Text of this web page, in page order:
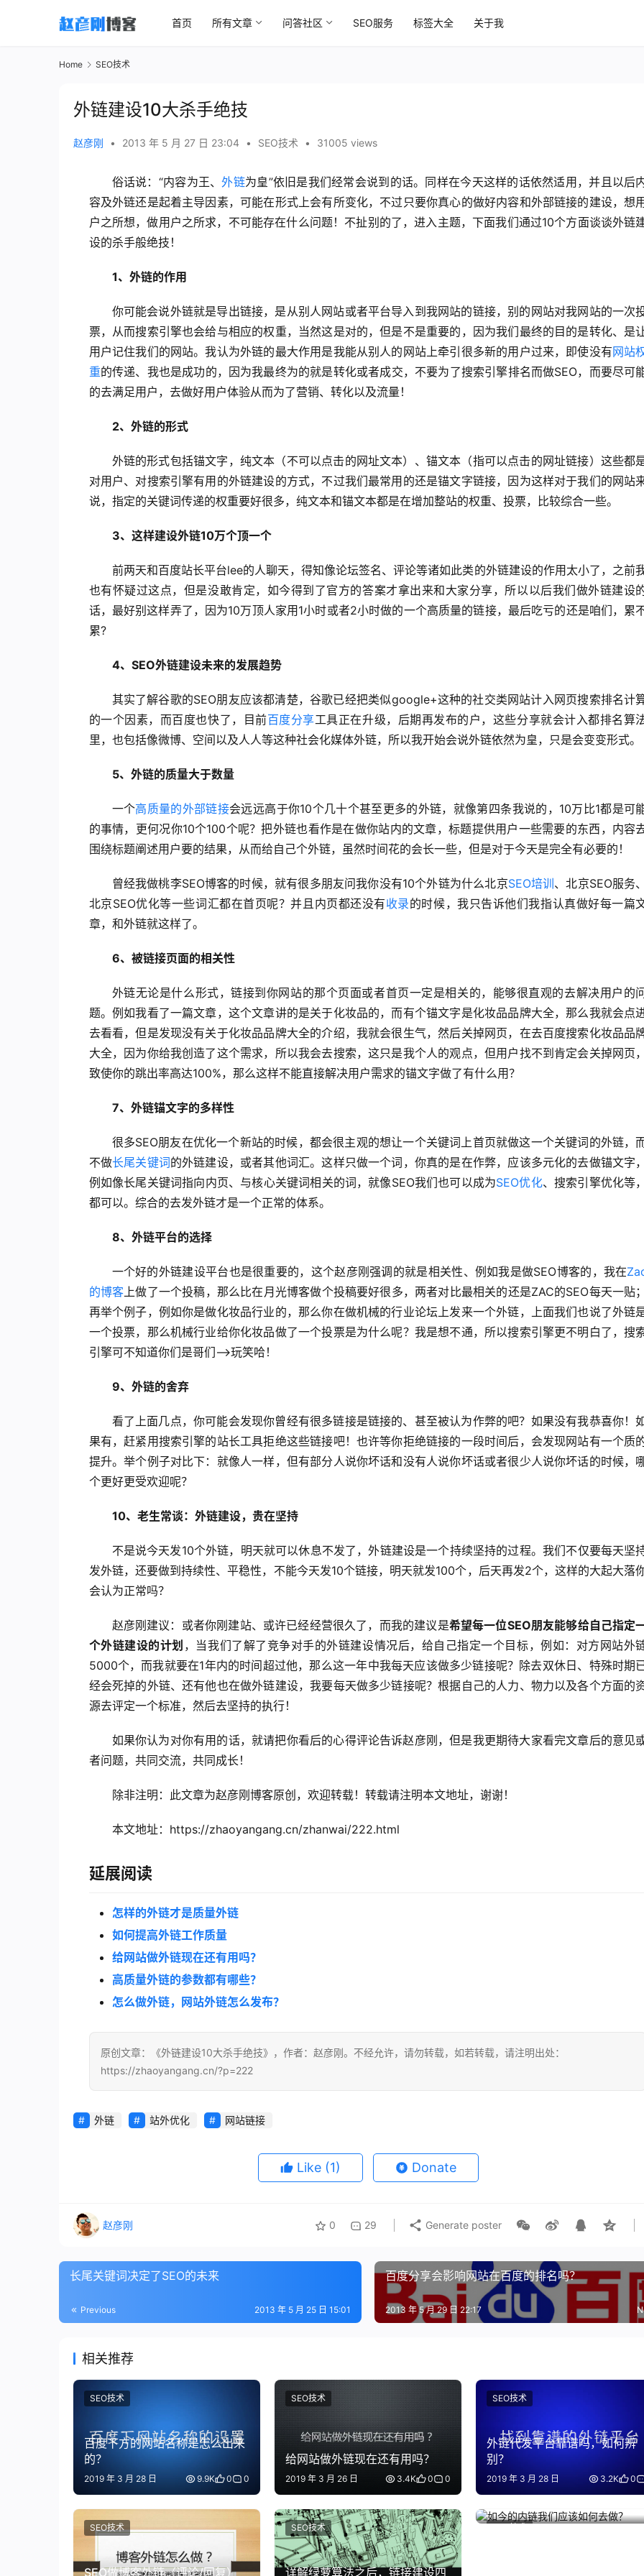
首页 所有文章 问答社区 SEO服务 标签大全 关于我
Home SEO技术
外链建设10大杀手绝技
赵彦刚 • 2013 年 5 月 27 日 23:04 • SEO技术 • 31005 views
俗话说：“内容为王、外链为皇”依旧是我们经常会说到的话。同样在今天这样的话依然适用，并且以后
容及外链还是起着主导因素，可能在形式上会有所变化，不过只要你真心的做好内容和外部链接的建设，想用
户之所想，做用户之所求，不可能存在什么问题！不扯别的了，进入主题，下面我们通过10个方面谈谈外链
设的杀手般绝技！
1、外链的作用
你可能会说外链就是导出链接，是从别人网站或者平台导入到我网站的链接，别的网站对我网站的一次
票，从而搜索引擎也会给与相应的权重，当然这是对的，但是不是重要的，因为我们最终的目的是转化、是
用户记住我们的网站。我认为外链的最大作用是我能从别人的网站上牵引很多新的用户过来，即使没有网站
重的传递、我也是成功的，因为我最终为的就是转化或者成交，不要为了搜索引擎排名而做SEO，而要尽可
的去满足用户，去做好用户体验从而为了营销、转化以及流量！
2、外链的形式
外链的形式包括锚文字，纯文本（不可以点击的网址文本）、锚文本（指可以点击的网址链接）这些都
对用户、对搜索引擎有用的外链建设的方式，不过我们最常用的还是锚文字链接，因为这样对于我们的网站
说，指定的关键词传递的权重要好很多，纯文本和锚文本都是在增加整站的权重、投票，比较综合一些。
3、这样建设外链10万个顶一个
前两天和百度站长平台lee的人聊天，得知像论坛签名、评论等诸如此类的外链建设的作用太小了，之前
也有怀疑过这点，但是没敢肯定，如今得到了官方的答案才拿出来和大家分享，所以以后我们做外链建设
话，最好别这样弄了，因为10万顶人家用1小时或者2小时做的一个高质量的链接，最后吃亏的还是咱们，累
累?
4、SEO外链建设未来的发展趋势
其实了解谷歌的SEO朋友应该都清楚，谷歌已经把类似google+这种的社交类网站计入网页搜索排名计
的一个因素，而百度也快了，目前百度分享工具正在升级，后期再发布的户，这些分享就会计入都排名算
里，也包括像微博、空间以及人人等这种社会化媒体外链，所以我开始会说外链依然为皇，只是会变变形式。
5、外链的质量大于数量
一个高质量的外部链接会远远高于你10个几十个甚至更多的外链，就像第四条我说的，10万比1都是可
的事情，更何况你10个100个呢？把外链也看作是在做你站内的文章，标题提供用户一些需要的东西，内容
围绕标题阐述用户要的结果，从而给自己个外链，虽然时间花的会长一些，但是对于今天是完全有必要的！
曾经我做桃李SEO博客的时候，就有很多朋友问我你没有10个外链为什么北京SEO培训 、北京SEO服务、
北京SEO优化等一些词汇都在首页呢？并且内页都还没有收录的时候，我只告诉他们我指认真做好每一篇
章，和外链就这样了。
6、被链接页面的相关性
外链无论是什么形式，链接到你网站的那个页面或者首页一定是相关的，能够很直观的去解决用户的
题。例如我看了一篇文章，这个文章讲的是关于化妆品的，而有个锚文字是化妆品品牌大全，那么我就会点
去看看，但是发现没有关于化妆品品牌大全的介绍，我就会很生气，然后关掉网页，在去百度搜索化妆品品
大全，因为你给我创造了这个需求，所以我会去搜索，这只是我个人的观点，但用户找不到肯定会关掉网页，
致使你的跳出率高达100%，那么这样不能直接解决用户需求的锚文字做了有什么用？
7、外链锚文字的多样性
很多SEO朋友在优化一个新站的时候，都会很主观的想让一个关键词上首页就做这一个关键词的外链，
不做长尾关键词的外链建设，或者其他词汇。这样只做一个词，你真的是在作弊，应该多元化的去做锚文字，
例如像长尾关键词指向内页、与核心关键词相关的词，就像SEO我们也可以成为SEO优化、搜索引擎优化等，
都可以。综合的去发外链才是一个正常的体系。
8、外链平台的选择
一个好的外链建设平台也是很重要的，这个赵彦刚强调的就是相关性、例如我是做SEO博客的，我在
的博客上做了一个投稿，那么比在月光博客做个投稿要好很多，两者对比最相关的还是ZAC的SEO每天一贴；
再举个例子，例如你是做化妆品行业的，那么你在做机械的行业论坛上发来一个外链，上面我们也说了外链
一个投票，那么机械行业给你化妆品做了一个投票是为什么呢？我是想不通，所以搜索引擎更不明白了，搜
引擎可不知道你们是哥们–>玩笑哈！
9、外链的舍弃
看了上面几点，你可能会发现你曾经有很多链接是链接的、甚至被认为作弊的吧？如果没有我恭喜你！
果有，赶紧用搜索引擎的站长工具拒绝这些链接吧！也许等你拒绝链接的一段时间后，会发现网站有一个质
提升。举个例子对比下：就像人一样，但有部分人说你坏话和没有人说你坏话或者很少人说你坏话的时候，
个更好更受欢迎呢？
10、老生常谈：外链建设，贵在坚持
不是说今天发10个外链，明天就可以休息不发了，外链建设是一个持续坚持的过程。我们不仅要每天坚
发外链，还要做到持续性、平稳性，不能今天发10个链接，明天就发100个，后天再发2个，这样的大起大落
会认为正常吗？
赵彦刚建议：或者你刚建站、或许已经经营很久了，而我的建议是希望每一位SEO朋友能够给自己指定
个外链建设的计划 ，当我们了解了竞争对手的外链建设情况后，给自己指定一个目标，例如：对方网站外
5000个，而我就要在1年内的时间超过他，那么这一年中我每天应该做多少链接呢？除去双休日、特殊时期
经会死掉的外链、还有他也在做外链建设，我要每天做多少链接呢？根据自己的人力、物力以及各个方面的
源去评定一个标准，然后去坚持的执行！
如果你认为对你有用的话，就请把你看后的心得评论告诉赵彦刚，但是我更期待大家看完文章后的意见
者问题，共同交流，共同成长！
除非注明：此文章为赵彦刚博客原创，欢迎转载！转载请注明本文地址，谢谢！
本文地址：https://zhaoyangang.cn/zhanwai/222.html
延展阅读
怎样的外链才是质量外链
如何提高外链工作质量
给网站做外链现在还有用吗？
高质量外链的参数都有哪些？
怎么做外链，网站外链怎么发布？
原创文章：《外链建设10大杀手绝技》，作者：赵彦刚。不经允许，请勿转载，如若转载，请注明出处：
https://zhaoyangang.cn/?p=222
外链 站外优化 网站链接
Like (1) Donate
赵彦刚 0 29 Generate poster
长尾关键词决定了SEO的未来
Previous 2013 年 5 月 25 日 15:01
百度分享会影响网站在百度的排名吗？
2013 年 5 月 29 日 22:17
相关推荐
百度下方的网站名称是怎么出来
的？
2019 年 3 月 28 日 9.9K 0 0
SEO技术
给网站做外链现在还有用吗？
2019 年 3 月 26 日 3.4K 0 0
SEO技术
外链代发平台靠谱吗，如何辨
别？
2019 年 3 月 28 日 3.2K 0
SEO技术
SEO做博客外链（评论/回复）
SEO技术
详解绿萝算法之后，链接建设四
SEO技术 如今的内链我们应该如何去做
2013 年 5 月 12 日 3.3K 0